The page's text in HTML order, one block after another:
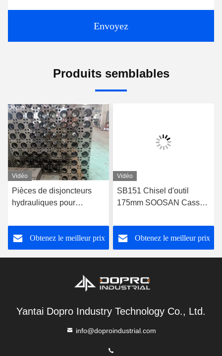
Envoyez
Produits semblables
Vidéo
Pièces de disjoncteurs
hydrauliques pour
Tête arrière cylindre
Obtenez le meilleur prix
Vidéo
SB151 Chisel d'outil
175mm SOOSAN Casse-
Casse-pierre Marteau
haut cylindre intermédiaire
Obtenez le meilleur prix
Yantai Dopro Industry Technology Co., Ltd.
info@doproindustrial.com